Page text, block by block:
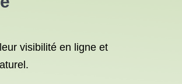
visibilité en ligne et